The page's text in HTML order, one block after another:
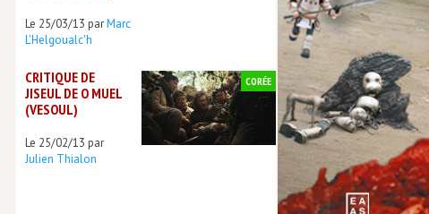
Le 25/03/13 parMarc
L'Helgoualc'h
CRITIQUE DE
JISEUL DE O MUEL
(VESOUL)
Le 25/02/13 par
Julien Thialon
CORÉE